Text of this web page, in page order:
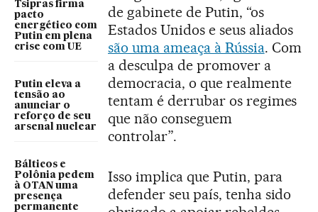
Tsipras firma
pacto
energético com
Putin em plena
crise com UE
Putin eleva a
tensão ao
anunciar o
reforço de seu
arsenal nuclear
Bálticos e
Polônia pedem
à OTAN uma
presença
permanente
de gabinete de Putin, “os
Estados Unidos e seus aliados
são uma ameaça à Rússia. Com
a desculpa de promover a
democracia, o que realmente
tentam é derrubar os regimes
que não conseguem
controlar”.
Isso implica que Putin, para
defender seu país, tenha sido